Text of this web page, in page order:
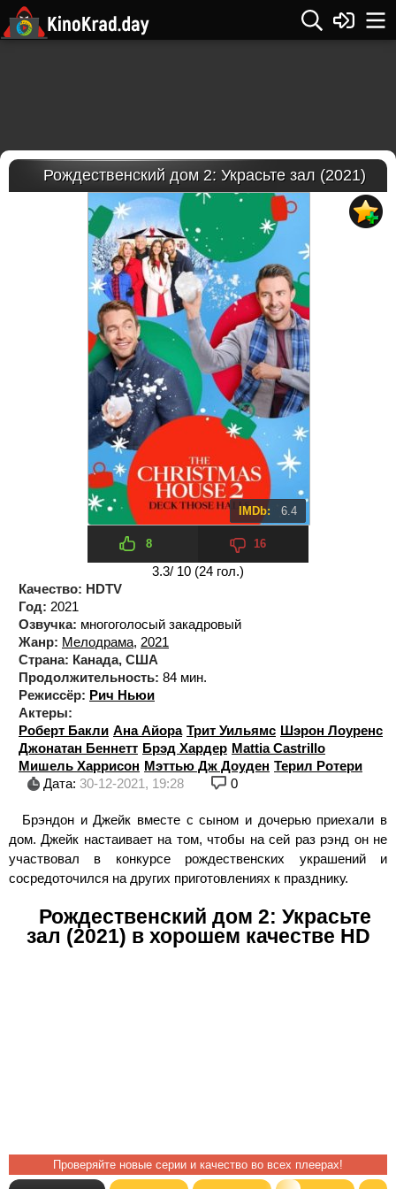
Рождественский дом 2: Украсьте зал (2021)
IMDb: 6.4
8 16
3.3/ 10 (24 гол.)
Качество: HDTV
Год: 2021
Озвучка: многоголосый закадровый
Жанр: Мелодрама, 2021
Страна: Канада, США
Продолжительность: 84 мин.
Режиссёр: Рич Ньюи
Актеры:
Роберт Бакли Ана Айора Трит Уильямс Шэрон Лоуренс
Джонатан Беннетт Брэд Хардер Mattia Castrillo
Мишель Харрисон Мэттью Дж Доуден Терил Ротери
Дата: 30-12-2021, 19:28 0
Брэндон и Джейк вместе с сыном и дочерью приехали в
дом. Джейк настаивает на том, чтобы на сей раз рэнд он не
участвовал в конкурсе рождественских украшений и
сосредоточился на других приготовлениях к празднику.
Рождественский дом 2: Украсьте
зал (2021) в хорошем качестве HD
Проверяйте новые серии и качество во всех плеерах!